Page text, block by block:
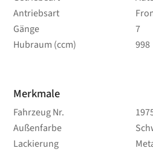
Antriebsart
Gänge
7
Hubraum (ccm)
998
Merkmale
Fahrzeug Nr.
Außenfarbe
Lackierung